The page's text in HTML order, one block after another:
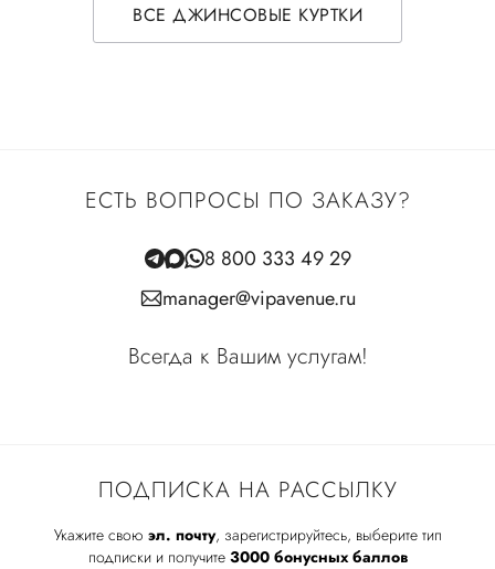
ВСЕ ДЖИНСОВЫЕ КУРТКИ
ПОДПИСКА НА РАССЫЛКУ
Укажите свою эл. почту, зарегистрируйтесь, выберите тип
подписки и получите 3000 бонусных баллов
ЕСТЬ ВОПРОСЫ ПО ЗАКАЗУ?
8 800 333 49 29
manager@vipavenue.ru
Всегда к Вашим услугам!